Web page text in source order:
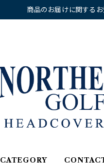
商品のお届けに関するお
CATEGORY